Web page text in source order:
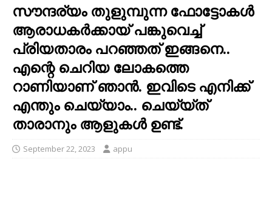
സൗന്ദര്യം തുളുമ്പുന്ന ഫോട്ടോകൾ
ആരാധകർക്കായ് പങ്കുവെച്ച്
പ്രിയതാരം പറഞ്ഞത് ഇങ്ങനെ..
എന്റെ ചെറിയ ലോകത്തെ
റാണിയാണ് ഞാൻ. ഇവിടെ എനിക്ക്
എന്തും ചെയ്യാം.. ചെയ്യ്ത്
താരാനും ആളുകള്‍ ഉണ്ട്.
September 22, 2023 appu